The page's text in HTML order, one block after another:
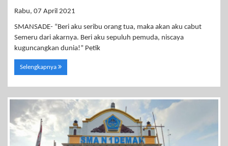
Rabu, 07 April 2021
SMANSADE- “Beri aku seribu orang tua, maka akan aku cabut
Semeru dari akarnya. Beri aku sepuluh pemuda, niscaya
kuguncangkan dunia!” Petik
Selengkapnya